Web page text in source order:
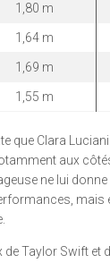
1,80 m
1,64 m
1,69 m
1,55 m
que Clara
aux
ne lui
mais
Taylor Swift et